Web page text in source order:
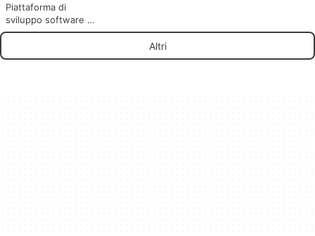
Piattaforma di
sviluppo software e
codifica ispirata
Altri